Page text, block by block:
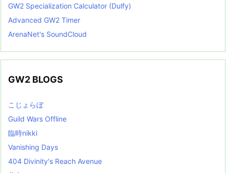
GW2 Specialization Calculator (Dulfy)
Advanced GW2 Timer
ArenaNet's SoundCloud
GW2 BLOGS
こじょらぼ
Guild Wars Offline
臨時nikki
Vanishing Days
404 Divinity's Reach Avenue